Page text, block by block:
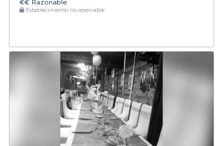
€€ Razonable
Establecimiento no reservable